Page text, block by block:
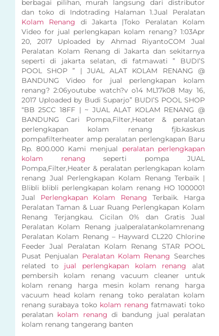
berbagai pilihan, murah langsung dari distributor
dan toko di Indotrading Halaman 1.Jual Peralatan
Kolam Renang di Jakarta |Toko Peralatan Kolam
Video for jual perlengkapan kolam renang? 1:03Apr
20, 2017 Uploaded by Ahmad RiyantoCOM Jual
Peralatan Kolam Renang di Jakarta dan sekitarnya
seperti di jakarta selatan, di fatmawati ” BUDI’S
POOL SHOP ” | JUAL ALAT KOLAM RENANG @
BANDUNG Video for jual perlengkapan kolam
renang? 2:06youtube watch?v o14 ML17k08 May 16,
2017 Uploaded by Budi Suparjo” BUDI’S POOL SHOP
“BB 25CC 18FF | ~ JUAL ALAT KOLAM RENANG @
BANDUNG Cari Pompa,Filter,Heater & peralatan
perlengkapan kolam renang fjb.kaskus
pompafilterheater amp peralatan perlengkapan Baru
Rp. 800.000 Kami menjual peralatan perlengkapan
kolam renang seperti pompa JUAL
Pompa,Filter,Heater & peralatan perlengkapan kolam
renang Jual Perlengkapan Kolam Renang Terbaik |
Blibli blibli perlengkapan kolam renang HO 1000001
Jual Perlengkapan Kolam Renang Terbaik. Harga
Peralatan Taman & Luar Ruang Perlengkapan Kolam
Renang Terjangkau. Cicilan 0% dan Gratis Jual
Peralatan Kolam Renang jualperalatankolamrenang
Peralatan Kolam Renang – Hayward CL220 Chlorine
Feeder Jual Peralatan Kolam Renang STAR POOL
Pusat Penjualan Peralatan Kolam Renang Searches
related to jual perlengkapan kolam renang alat
pembersih kolam renang vacuum cleaner untuk
kolam renang harga mesin kolam renang harga
vacuum head kolam renang toko peralatan kolam
renang surabaya toko kolam renang fatmawati toko
peralatan kolam renang di bandung jual peralatan
kolam renang tangerang banten